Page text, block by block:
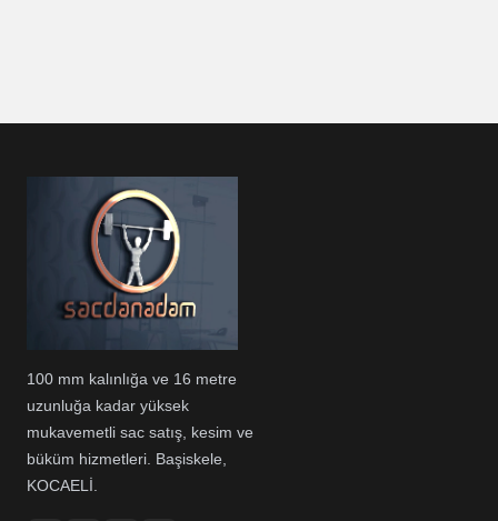
100 mm kalınlığa ve 16 metre
uzunluğa kadar yüksek
mukavemetli sac satış, kesim ve
büküm hizmetleri. Başiskele,
KOCAELİ.